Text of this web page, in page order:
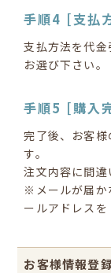
手順4 [支払
支払方法を代
お選び下さい
手順5 [購入
完了後、お客
す。
注文内容に間違
※メールが届か
ールアドレスを
お客様情報登